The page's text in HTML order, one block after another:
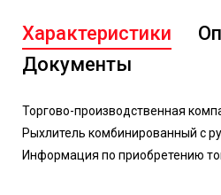
Характеристики
Документы
Торгово-производственная
Рыхлитель комбинированный с
Информация по приобретению